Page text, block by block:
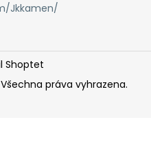
Jkkamen/
Shoptet
práva vyhrazena.